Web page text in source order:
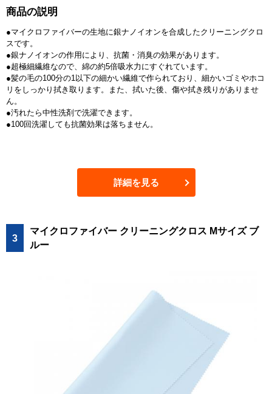
商品の説明
●マイクロファイバーの生地に銀ナノイオンを合成したクリーニングクロ
スです。
●銀ナノイオンの作用により、抗菌・消臭の効果があります。
●超極細繊維なので、綿の約5倍吸水力にすぐれています。
●髪の毛の100分の1以下の細かい繊維で作られており、細かいゴミやホコ
リをしっかり拭き取ります。また、拭いた後、傷や拭き残りがありませ
ん。
●汚れたら中性洗剤で洗濯できます。
●100回洗濯しても抗菌効果は落ちません。
詳細を見る
3
マイクロファイバー クリーニングクロス Mサイズ ブ
ルー